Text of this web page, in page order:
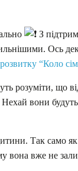
З
Ось
“Коло
розуміти, що
Нехай вони
Так само
вона вже не